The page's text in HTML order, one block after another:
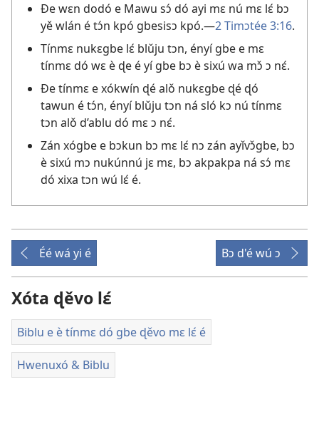
Ðe wɛn dodó e Mawu sɔ́ dó ayi mɛ nú mɛ lɛ́ bɔ
yě wlán é tɔ́n kpó gbesisɔ kpó.—2 Timɔtée 3:16.
Tínmɛ nukɛgbe lɛ́ blǔju tɔn, ényí gbe e mɛ
tínmɛ dó wɛ è ɖe é yí gbe bɔ è sixú wa mɔ̌ ɔ nɛ́.
Ðe tínmɛ e xókwín ɖé alǒ nukɛgbe ɖé ɖó
tawun é tɔ́n, ényí blǔju tɔn ná sló kɔ nú tínmɛ
tɔn alǒ d’ablu dó mɛ ɔ nɛ́.
Zán xógbe e bɔkun bɔ mɛ lɛ́ nɔ zán ayǐvɔ̌gbe, bɔ
è sixú mɔ nukúnnú jɛ mɛ, bɔ akpakpa ná sɔ́ mɛ
dó xixa tɔn wú lɛ́ é.
Éé wá yi é Bɔ d'é wú ɔ
Xóta ɖěvo lɛ́
Biblu e è tínmɛ dó gbe ɖěvo mɛ lɛ́ é
Hwenuxó & Biblu